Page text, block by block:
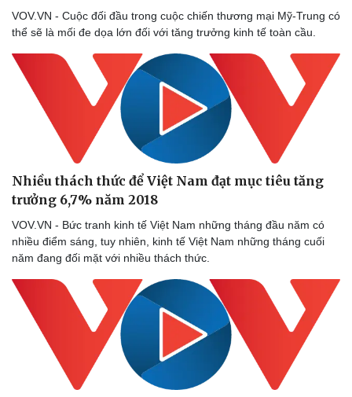
VOV.VN - Cuộc đối đầu trong cuộc chiến thương mại Mỹ-Trung có
thể sẽ là mối đe dọa lớn đối với tăng trưởng kinh tế toàn cầu.
Nhiều thách thức để Việt Nam đạt mục tiêu tăng
trưởng 6,7% năm 2018
VOV.VN - Bức tranh kinh tế Việt Nam những tháng đầu năm có
nhiều điểm sáng, tuy nhiên, kinh tế Việt Nam những tháng cuối
năm đang đối mặt với nhiều thách thức.